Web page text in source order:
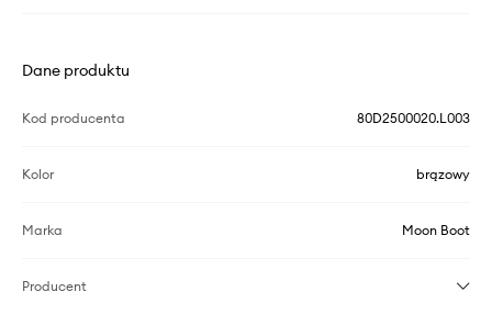
Dane produktu
Kod producenta 80D2500020.L003
Kolor brązowy
Marka Moon Boot
Producent